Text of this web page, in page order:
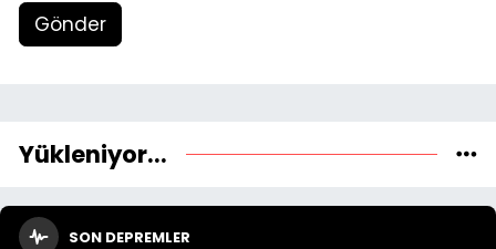
Gönder
Yükleniyor...
SON DEPREMLER